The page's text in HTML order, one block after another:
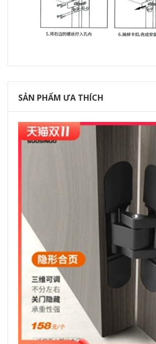
SẢN PHẨM ƯA THÍCH